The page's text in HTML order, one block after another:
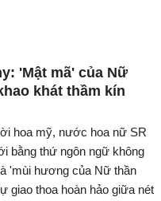
'Mật mã' của Nữ
khát thầm kín
hoa mỹ, nước hoa nữ SR
bằng thứ ngôn ngữ không
'mùi hương của Nữ thần
giao thoa hoàn hảo giữa nét